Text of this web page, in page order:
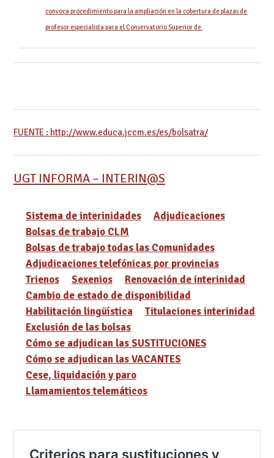
convoca procedimiento para la ampliación en la cobertura de plazas de
profesor especialista para el Conservatorio Superior de
FUENTE : http://www.educa.jccm.es/es/bolsatra/
UGT INFORMA – INTERIN@S
Sistema de interinidades
Adjudicaciones
Bolsas de trabajo CLM
Bolsas de trabajo todas las Comunidades
Adjudicaciones telefónicas por provincias
Trienos
Sexenios
Renovación de interinidad
Cambio de estado de disponibilidad
Habilitación lingüística
Titulaciones interinidad
Exclusión de las bolsas
Cómo se adjudican las SUSTITUCIONES
Cómo se adjudican las VACANTES
Cese, liquidación y paro
Llamamientos telemáticos